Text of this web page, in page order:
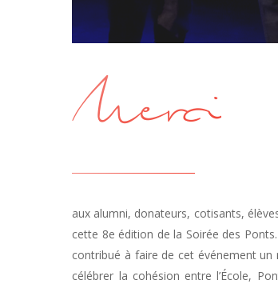
Merci
aux alumni, donateurs, cotisants,
cette 8e édition de la Soirée des
contribué à faire de cet événement
célébrer la cohésion entre l’École,